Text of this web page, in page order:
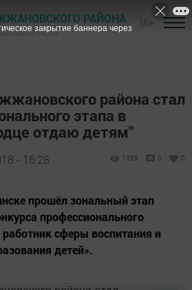
РАЙОНА
район
района стал
этапа в
отдаю детям"
- 16:28 1355 0 0
прошёл зональный этап
профессионального
сферы воспитания и
детей».
закрытие баннера через